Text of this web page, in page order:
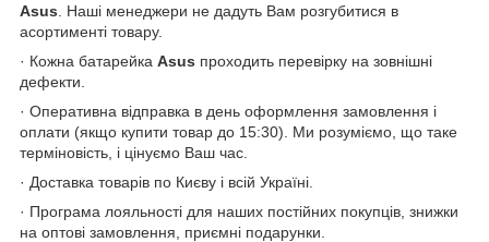
Asus . Наші менеджери не дадуть Вам розгубитися в
асортименті товару.
· Кожна батарейка Asus проходить перевірку на зовнішні
дефекти.
· Оперативна відправка в день оформлення замовлення і
оплати (якщо купити товар до 15:30). Ми розуміємо, що таке
терміновість, і цінуємо Ваш час.
· Доставка товарів по Києву і всій Україні.
· Програма лояльності для наших постійних покупців, знижки
на оптові замовлення, приємні подарунки.